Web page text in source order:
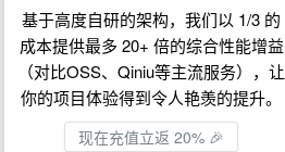
基于高度自研的架构，我们以 1/3 的
成本提供最多 20+ 倍的综合性能增益
（对比OSS、Qiniu等主流服务），让
你的项目体验得到令人艳羡的提升。
现在充值立返 20% 🎉